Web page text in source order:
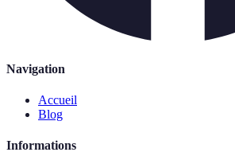
Navigation
Accueil
Blog
Informations